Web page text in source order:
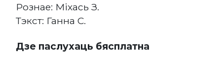
Рознае: Міхась З.
Тэкст: Ганна С.
Дзе паслухаць бясплатна